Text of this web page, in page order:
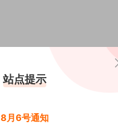
站点提示
8月6号通知